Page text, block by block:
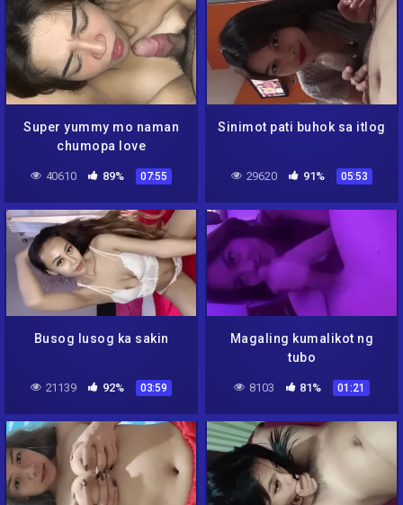
Super yummy mo naman
chumopa love
40610 89% 07:55
Sinimot pati buhok sa itlog
29620 91% 05:53
Busog lusog ka sakin
21139 92% 03:59
Magaling kumalikot ng
tubo
8103 81% 01:21